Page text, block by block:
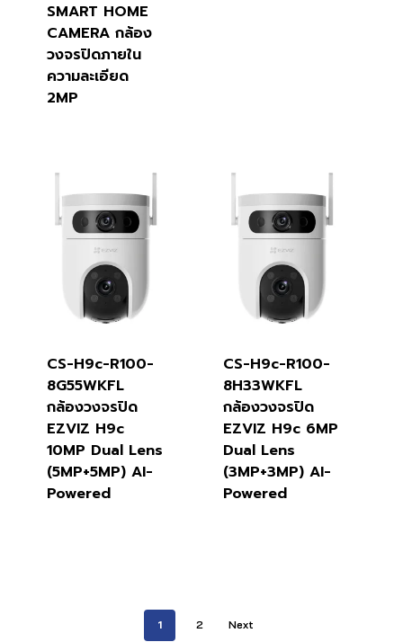
SMART HOME
CAMERA กล้อง
วงจรปิดภายใน
ความละเอียด
2MP
CS-H9c-R100-
8G55WKFL
กล้องวงจรปิด
EZVIZ H9c
10MP Dual Lens
(5MP+5MP) AI-
Powered
CS-H9c-R100-
8H33WKFL
กล้องวงจรปิด
EZVIZ H9c 6MP
Dual Lens
(3MP+3MP) AI-
Powered
1 2 Next